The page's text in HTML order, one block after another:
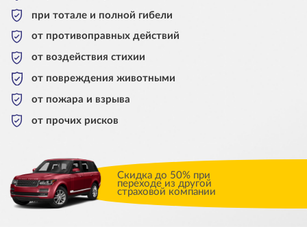
при тотале и полной гибели
от противоправных действий
от воздействия стихии
от повреждения животными
от пожара и взрыва
от прочих рисков
Скидка до 50% при
переходе из другой
страховой компании